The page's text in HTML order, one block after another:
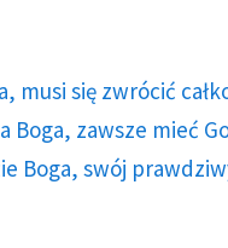
musi się zwrócić
Boga, zawsze mieć
Boga, swój